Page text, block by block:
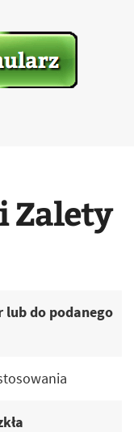
Zalety
lub do podanego